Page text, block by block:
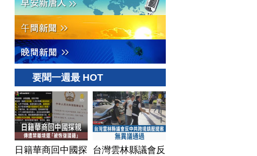
20260806(四)
要聞一週最 HOT
日籍華商回中國探
台灣雲林縣議會反